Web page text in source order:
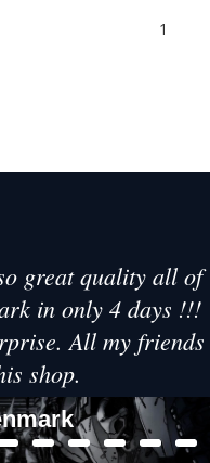
1
great quality all of
in only 4 days !!!
All my friends
shop.